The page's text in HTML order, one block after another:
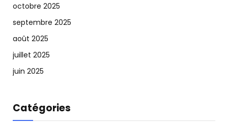
octobre 2025
septembre 2025
août 2025
juillet 2025
juin 2025
Catégories